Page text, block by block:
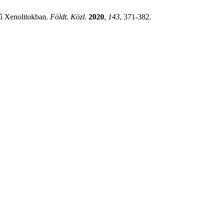
Xenolitokban. Földt. Közl. 2020, 143, 371-382.